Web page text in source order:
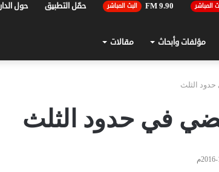
المباشر 90.FM 9 البث المباشر حمّل التطبيق حول الدار
مؤلفات وأبحاث مقالات
الثلث
في حدود الثلث